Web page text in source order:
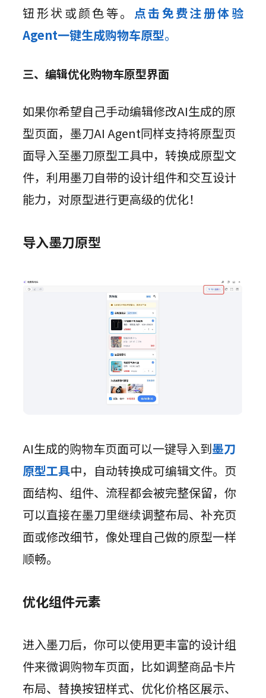
钮形状或颜色等。 点击免费注册体验
Agent一键生成购物车原型。
三、编辑优化购物车原型界面
如果你希望自己手动编辑修改AI生成的原
型页面，墨刀AI Agent同样支持将原型页
面导入至墨刀原型工具中，转换成原型文
件，利用墨刀自带的设计组件和交互设计
能力，对原型进行更高级的优化！
导入墨刀原型
AI生成的购物车页面可以一键导入到墨刀
原型工具中，自动转换成可编辑文件。页
面结构、组件、流程都会被完整保留，你
可以直接在墨刀里继续调整布局、补充页
面或修改细节，像处理自己做的原型一样
顺畅。
优化组件元素
进入墨刀后，你可以使用更丰富的设计组
件来微调购物车页面，比如调整商品卡片
布局、替换按钮样式、优化价格区展示、